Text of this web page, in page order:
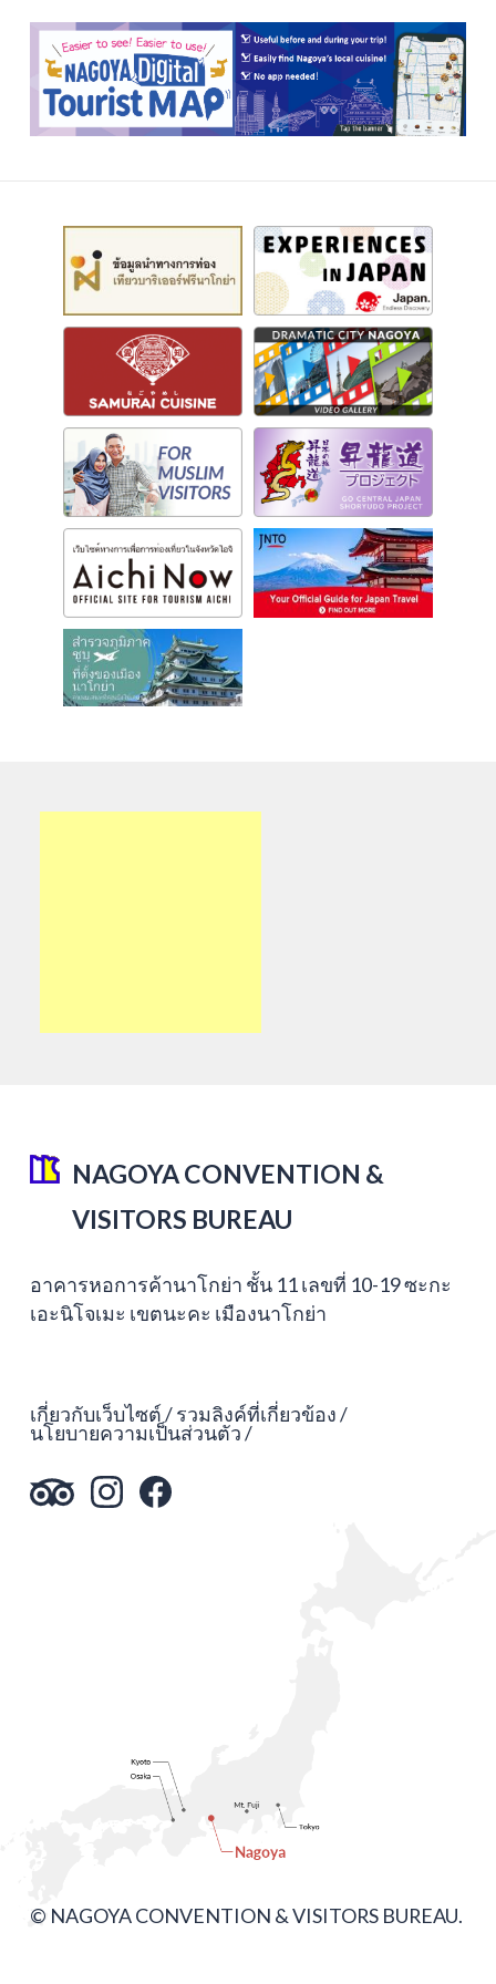
NAGOYA CONVENTION &
VISITORS BUREAU
อาคารหอการค้านาโกย่า ชั้น 11 เลขที่ 10-19 ซะกะ
เอะนิโจเมะ เขตนะคะ เมืองนาโกย่า
เกี่ยวกับเว็บไซต์ รวมลิงค์ที่เกี่ยวข้อง
นโยบายความเป็นส่วนตัว
© NAGOYA CONVENTION & VISITORS BUREAU.